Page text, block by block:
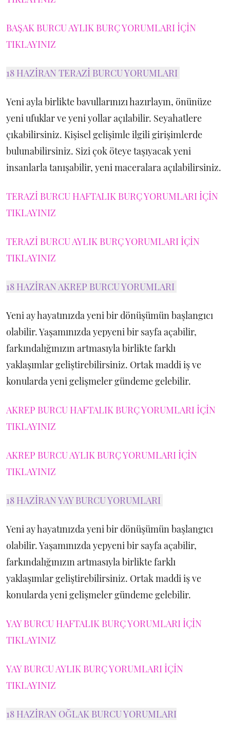
BAŞAK BURCU AYLIK BURÇ YORUMLARI İÇİN
TIKLAYINIZ
18 HAZİRAN TERAZİ BURCU YORUMLARI
Yeni ayla birlikte bavullarınızı hazırlayın, önünüze
yeni ufuklar ve yeni yollar açılabilir. Seyahatlere
çıkabilirsiniz. Kişisel gelişimle ilgili girişimlerde
bulunabilirsiniz. Sizi çok öteye taşıyacak yeni
insanlarla tanışabilir, yeni maceralara açılabilirsiniz.
TERAZİ BURCU HAFTALIK BURÇ YORUMLARI İÇİN
TIKLAYINIZ
TERAZİ BURCU AYLIK BURÇ YORUMLARI İÇİN
TIKLAYINIZ
18 HAZİRAN AKREP BURCU YORUMLARI
Yeni ay hayatınızda yeni bir dönüşümün başlangıcı
olabilir. Yaşamınızda yepyeni bir sayfa açabilir,
farkındalığınızın artmasıyla birlikte farklı
yaklaşımlar geliştirebilirsiniz. Ortak maddi iş ve
konularda yeni gelişmeler gündeme gelebilir.
AKREP BURCU HAFTALIK BURÇ YORUMLARI İÇİN
TIKLAYINIZ
AKREP BURCU AYLIK BURÇ YORUMLARI İÇİN
TIKLAYINIZ
18 HAZİRAN YAY BURCU YORUMLARI
Yeni ay hayatınızda yeni bir dönüşümün başlangıcı
olabilir. Yaşamınızda yepyeni bir sayfa açabilir,
farkındalığınızın artmasıyla birlikte farklı
yaklaşımlar geliştirebilirsiniz. Ortak maddi iş ve
konularda yeni gelişmeler gündeme gelebilir.
YAY BURCU HAFTALIK BURÇ YORUMLARI İÇİN
TIKLAYINIZ
YAY BURCU AYLIK BURÇ YORUMLARI İÇİN
TIKLAYINIZ
18 HAZİRAN OĞLAK BURCU YORUMLARI